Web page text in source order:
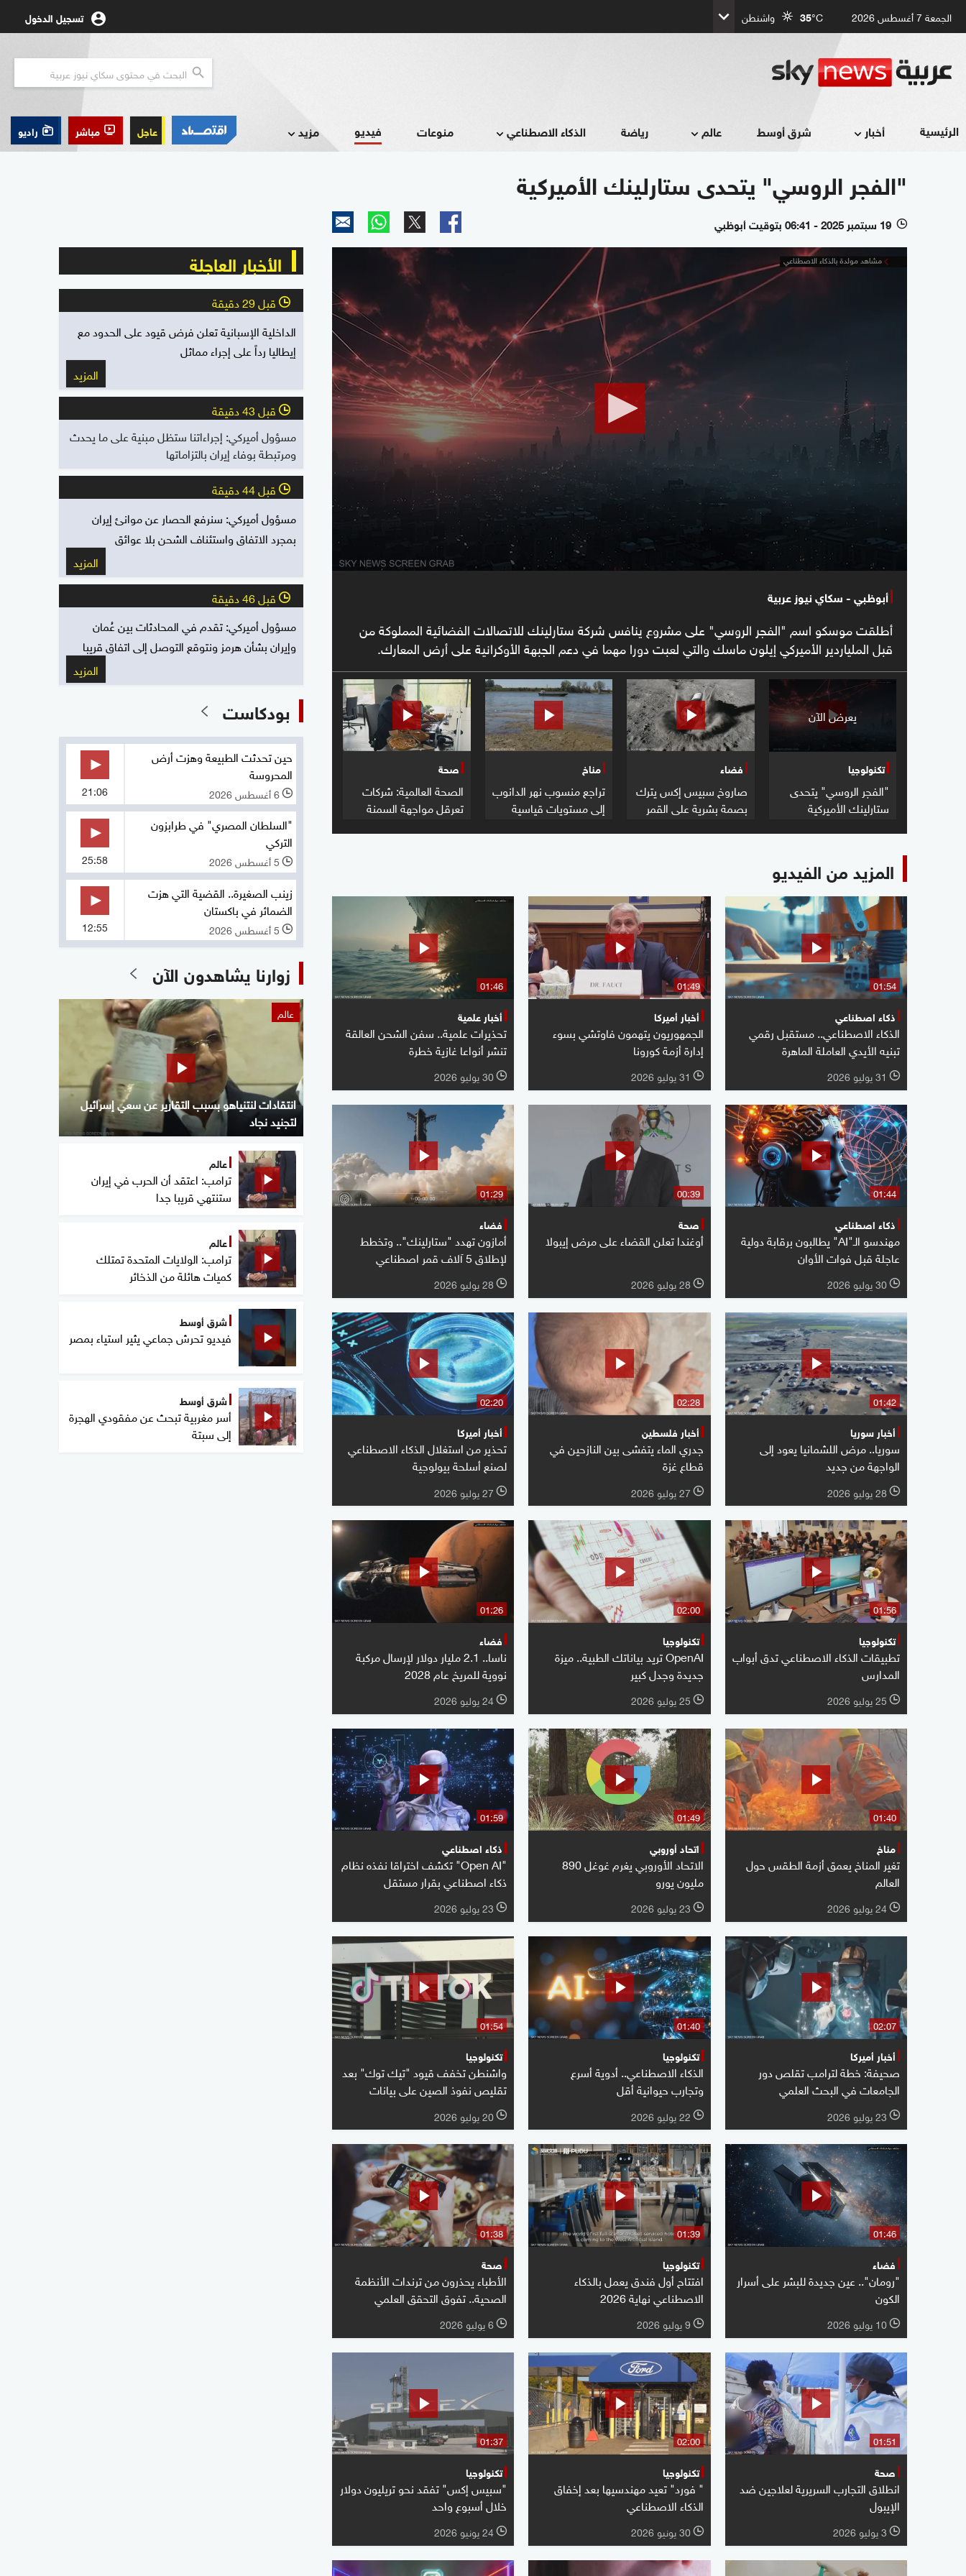
الجمعة 7 أغسطس 2026 35°C واشنطن تسجيل الدخول
الرئيسية أخبار شرق أوسط عالم رياضة الذكاء الاصطناعي منوعات فيديو مزيد عاجل مباشر راديو
"الفجر الروسي" يتحدى ستارلينك الأميركية
l 19 سبتمبر 2025 - 06:41 بتوقيت أبوظبي
minute,
10
secondsVolume
90%
أبوظبي - سكاي نيوز عربية
أطلقت موسكو اسم "الفجر الروسي" على مشروع ينافس شركة ستارلينك للاتصالات الفضائية المملوكة من
قبل الملياردير الأميركي إيلون ماسك والتي لعبت دورا مهما في دعم الجبهة الأوكرانية على أرض المعارك.
يعرض الآن
تكنولوجيا
"الفجر الروسي" يتحدى
ستارلينك الأميركية
فضاء
صاروخ سبيس إكس يترك
بصمة بشرية على القمر
مناخ
تراجع منسوب نهر الدانوب
إلى مستويات قياسية
صحة
الصحة العالمية: شركات
تعرقل مواجهة السمنة
المزيد من الفيديو
01:54
ذكاء اصطناعي
الذكاء الاصطناعي.. مستقبل رقمي
تبنيه الأيدي العاملة الماهرة
l 31 يوليو 2026
01:49
أخبار أميركا
الجمهوريون يتهمون فاوتشي بسوء
إدارة أزمة كورونا
l 31 يوليو 2026
01:46
أخبار علمية
تحذيرات علمية.. سفن الشحن العالقة
تنشر أنواعا غازية خطرة
l 30 يوليو 2026
01:44
ذكاء اصطناعي
مهندسو الـ"AI" يطالبون برقابة دولية
عاجلة قبل فوات الأوان
l 30 يوليو 2026
00:39
صحة
أوغندا تعلن القضاء على مرض إيبولا
l 28 يوليو 2026
01:29
فضاء
أمازون تهدد "ستارلينك".. وتخطط
لإطلاق 5 آلاف قمر اصطناعي
l 28 يوليو 2026
01:42
أخبار سوريا
سوريا.. مرض اللشمانيا يعود إلى
الواجهة من جديد
l 28 يوليو 2026
02:28
أخبار فلسطين
جدري الماء يتفشى بين النازحين في
قطاع غزة
l 27 يوليو 2026
02:20
أخبار أميركا
تحذير من استغلال الذكاء الاصطناعي
لصنع أسلحة بيولوجية
l 27 يوليو 2026
01:56
تكنولوجيا
تطبيقات الذكاء الاصطناعي تدق أبواب
المدارس
l 25 يوليو 2026
02:00
تكنولوجيا
OpenAI تريد بياناتك الطبية.. ميزة
جديدة وجدل كبير
l 25 يوليو 2026
01:26
فضاء
ناسا.. 2.1 مليار دولار لإرسال مركبة
نووية للمريخ عام 2028
l 24 يوليو 2026
01:40
مناخ
تغير المناخ يعمق أزمة الطقس حول
العالم
l 24 يوليو 2026
01:49
اتحاد أوروبي
الاتحاد الأوروبي يغرم غوغل 890
مليون يورو
l 23 يوليو 2026
01:59
ذكاء اصطناعي
"Open AI" تكشف اختراقا نفذه نظام
ذكاء اصطناعي بقرار مستقل
l 23 يوليو 2026
02:07
أخبار أميركا
صحيفة: خطة لترامب تقلص دور
الجامعات في البحث العلمي
l 23 يوليو 2026
01:40
تكنولوجيا
الذكاء الاصطناعي.. أدوية أسرع
وتجارب حيوانية أقل
l 22 يوليو 2026
01:54
تكنولوجيا
واشنطن تخفف قيود "تيك توك" بعد
تقليص نفوذ الصين على بيانات
l 20 يوليو 2026
01:46
فضاء
"رومان".. عين جديدة للبشر على أسرار
الكون
l 10 يوليو 2026
01:39
تكنولوجيا
افتتاح أول فندق يعمل بالذكاء
الاصطناعي نهاية 2026
l 9 يوليو 2026
01:38
صحة
الأطباء يحذرون من ترندات الأنظمة
الصحية.. تفوق التحقق العلمي
l 6 يوليو 2026
01:51
صحة
انطلاق التجارب السريرية لعلاجين ضد
الإيبول
l 3 يوليو 2026
02:00
تكنولوجيا
" فورد" تعيد مهندسيها بعد إخفاق
الذكاء الاصطناعي
l 30 يونيو 2026
01:37
تكنولوجيا
"سبيس إكس" تفقد نحو تريليون دولار
خلال أسبوع واحد
l 24 يونيو 2026
الأخبار العاجلة
l قبل 29 دقيقة
الداخلية الإسبانية تعلن فرض قيود على الحدود مع
إيطاليا رداً على إجراء مماثل
المزيد
l قبل 43 دقيقة
مسؤول أميركي: إجراءاتنا ستظل مبنية على ما يحدث
ومرتبطة بوفاء إيران بالتزاماتها
l قبل 44 دقيقة
مسؤول أميركي: سنرفع الحصار عن موانئ إيران
بمجرد الاتفاق واستئناف الشحن بلا عوائق
المزيد
l قبل 46 دقيقة
مسؤول أميركي: تقدم في المحادثات بين عُمان
وإيران بشأن هرمز ونتوقع التوصل إلى اتفاق قريبا
المزيد
بودكاست
حين تحدثت الطبيعة وهزت أرض
المحروسة
l 6 أغسطس 2026 21:06
"السلطان المصري" في طرابزون
التركي
l 5 أغسطس 2026 25:58
زينب الصغيرة.. القضية التي هزت
الضمائر في باكستان
l 5 أغسطس 2026 12:55
زوارنا يشاهدون الآن
عالم
انتقادات لنتنياهو بسبب التقارير عن سعي إسرائيل
لتجنيد نجاد
عالم
ترامب: اعتقد أن الحرب في إيران
ستنتهي قريبا جدا
عالم
ترامب: الولايات المتحدة تمتلك
كميات هائلة من الذخائر
شرق أوسط
فيديو تحرش جماعي يثير استياء بمصر
شرق أوسط
أسر مغربية تبحث عن مفقودي الهجرة
إلى سبتة